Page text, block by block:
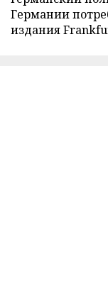
Германии
издания